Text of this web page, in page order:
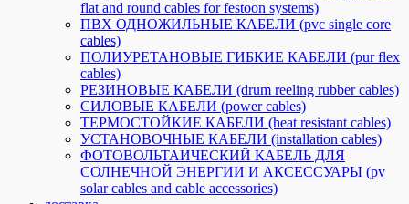
flat and round cables for festoon systems)
ПВХ ОДНОЖИЛЬНЫЕ КАБЕЛИ (pvc single core
cables)
ПОЛИУРЕТАНОВЫЕ ГИБКИЕ КАБЕЛИ (pur flex
cables)
РЕЗИНОВЫЕ КАБЕЛИ (drum reeling rubber cables)
СИЛОВЫЕ КАБЕЛИ (power cables)
ТЕРМОСТОЙКИЕ КАБЕЛИ (heat resistant cables)
УСТАНОВОЧНЫЕ КАБЕЛИ (installation cables)
ФОТОВОЛЬТАИЧЕСКИЙ КАБЕЛЬ ДЛЯ
СОЛНЕЧНОЙ ЭНЕРГИИ И АКСЕССУАРЫ (pv
solar cables and cable accessories)